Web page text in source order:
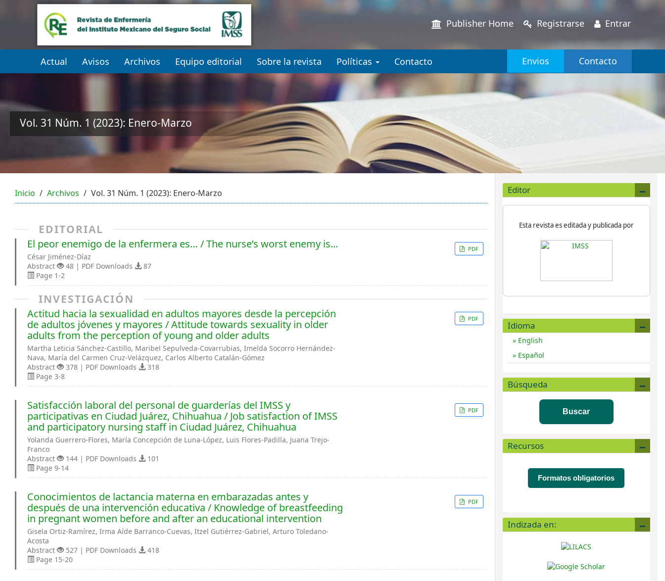
##plugins.themes.themeEleven.accessible_menu.label##
##plugins.themes.themeEleven.accessible_menu.main_navigation##
##plugins.themes.themeEleven.accessible_menu.main_content##
Publisher Home Registrarse Entrar
Actual Avisos Archivos Equipo editorial Sobre la revista Políticas Contacto Envios Contacto
Vol. 31 Núm. 1 (2023): Enero-Marzo
Inicio Archivos Vol. 31 Núm. 1 (2023): Enero-Marzo
EDITORIAL
El peor enemigo de la enfermera es… / The nurse’s worst enemy is...
César Jiménez-Díaz
Abstract
48 | PDF Downloads
87
Page 1-2
PDF
INVESTIGACIÓN
Actitud hacia la sexualidad en adultos mayores desde la percepción
de adultos jóvenes y mayores / Attitude towards sexuality in older
adults from the perception of young and older adults
Martha Leticia Sánchez-Castillo, Maribel Sepulveda-Covarrubias, Imelda Socorro Hernández-
Nava, María del Carmen Cruz-Velázquez, Carlos Alberto Catalán-Gómez
Abstract
378 | PDF Downloads
318
Page 3-8
PDF
Satisfacción laboral del personal de guarderías del IMSS y
participativas en Ciudad Juárez, Chihuahua / Job satisfaction of IMSS
and participatory nursing staff in Ciudad Juárez, Chihuahua
Yolanda Guerrero-Flores, María Concepción de Luna-López, Luis Flores-Padilla, Juana Trejo-
Franco
Abstract
144 | PDF Downloads
101
Page 9-14
PDF
Conocimientos de lactancia materna en embarazadas antes y
después de una intervención educativa / Knowledge of breastfeeding
in pregnant women before and after an educational intervention
Gisela Ortiz-Ramírez, Irma Aíde Barranco-Cuevas, Itzel Gutiérrez-Gabriel, Arturo Toledano-
Acosta
Abstract
527 | PDF Downloads
418
Page 15-20
PDF
Editor
Esta revista es editada y publicada por
Idioma
English
Español
Búsqueda
Buscar
Recursos
Formatos obligatorios
Indizada en: